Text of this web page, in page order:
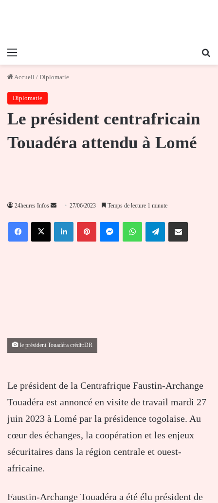
Menu
Accueil / Diplomatie
Diplomatie
Le président centrafricain
Touadéra attendu à Lomé
24heures Infos
Envoyer
courriel
27/06/2023 Temps de lecture 1 minute
FacebookX LinkedinPinterestMessengerWhatsAppTelegramPartager par email
le président Touadéra crédit:DR
Le président de la Centrafrique Faustin-Archange
Touadéra est annoncé en visite de travail mardi 27
juin 2023 à Lomé par la présidence togolaise. Au
cœur des échanges, la coopération et les enjeux
sécuritaires dans la région centrale et ouest-
africaine.
Faustin-Archange Touadéra a été élu président de